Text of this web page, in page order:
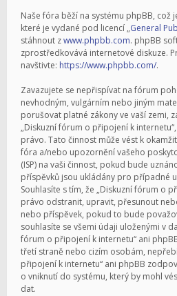
Naše fóra běží na systému phpBB, což
které je vydané pod licencí „General
stáhnout zwww.phpbb.com. phpBB
zprostředkovává internetové diskuze.
navštivte: https://www.phpbb.com/.
Zavazujete se nepřispívat na fórum
nevhodným, vulgárním nebo jiným
porušovat platné zákony ve vaší zemi,
„Diskuzní fórum o připojení k
právo. Tato činnost může vést k
fóra a/nebo upozornění vašeho
(ISP) na vaši činnost, pokud bude
příspěvků jsou ukládány pro případné
Souhlasíte s tím, že „Diskuzní fórum o
právo odstranit, upravit, přesunout
nebo příspěvek, pokud to bude
souhlasíte se všemi údaji uloženými v
fórum o připojení k internetu“ ani
třetí straně nebo cizím osobám,
připojení k internetu“ ani phpBB
o vniknutí do systému, který by mohl
dat.